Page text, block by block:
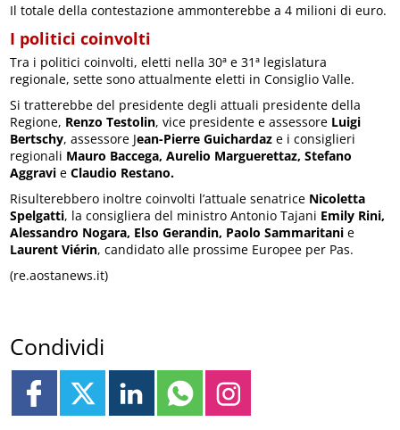
Il totale della contestazione ammonterebbe a 4 milioni di euro.
I politici coinvolti
Tra i politici coinvolti, eletti nella 30ª e 31ª legislatura
regionale, sette sono attualmente eletti in Consiglio Valle.
Si tratterebbe del presidente degli attuali presidente della
Regione, Renzo Testolin, vice presidente e assessore Luigi
Bertschy, assessore Jean-Pierre Guichardaz e i consiglieri
regionali Mauro Baccega, Aurelio Marguerettaz, Stefano
Aggravi eClaudio Restano.
Risulterebbero inoltre coinvolti l’attuale senatrice Nicoletta
Spelgatti, la consigliera del ministro Antonio Tajani Emily Rini,
Alessandro Nogara, Elso Gerandin, Paolo Sammaritani e
Laurent Viérin, candidato alle prossime Europee per Pas.
(re.aostanews.it)
Condividi